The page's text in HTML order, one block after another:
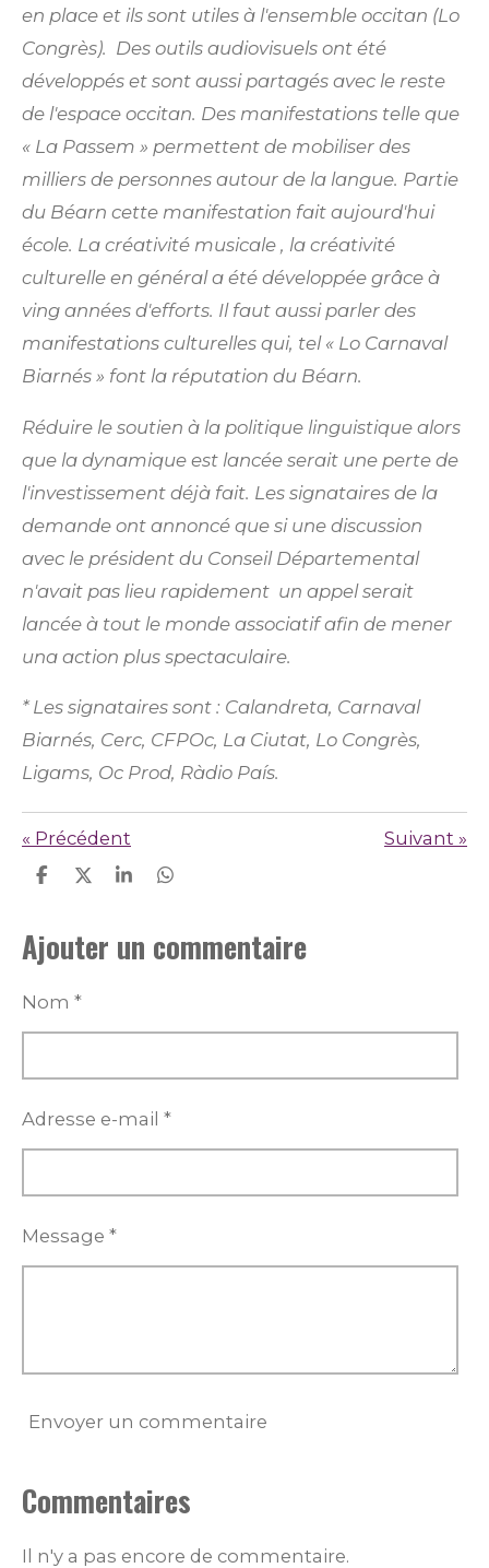
en place et ils sont utiles à l'ensemble occitan (Lo
Congrès). Des outils audiovisuels ont été
développés et sont aussi partagés avec le reste
de l'espace occitan. Des manifestations telle que
« La Passem » permettent de mobiliser des
milliers de personnes autour de la langue. Partie
du Béarn cette manifestation fait aujourd'hui
école. La créativité musicale , la créativité
culturelle en général a été développée grâce à
ving années d'efforts. Il faut aussi parler des
manifestations culturelles qui, tel « Lo Carnaval
Biarnés » font la réputation du Béarn.
Réduire le soutien à la politique linguistique alors
que la dynamique est lancée serait une perte de
l'investissement déjà fait. Les signataires de la
demande ont annoncé que si une discussion
avec le président du Conseil Départemental
n'avait pas lieu rapidement un appel serait
lancée à tout le monde associatif afin de mener
una action plus spectaculaire.
* Les signataires sont : Calandreta, Carnaval
Biarnés, Cerc, CFPOc, La Ciutat, Lo Congrès,
Ligams, Oc Prod, Ràdio País.
« Précédent Suivant »
P
t
a
e
r
P
t
a
e
P
t
a
P
t
a
Ajouter un commentaire
Nom *
Adresse e-mail *
Message *
Envoyer un commentaire
Commentaires
Il n'y a pas encore de commentaire.